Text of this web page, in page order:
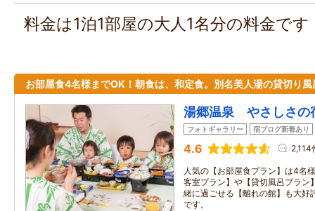
料金は1泊1部屋の大人1名分の料金で
お部屋食4名様までOK！朝食は、和定食。別名美人湯の貸切り風
湯郷温泉 やさしさ
フォトギャラリー 宿ブログ新着あり
4.6 2,114
人気の【お部屋食プラン】は4名
客室プラン】や【貸切風呂プラン
緒に過ごせる【離れの館】も大好
です。